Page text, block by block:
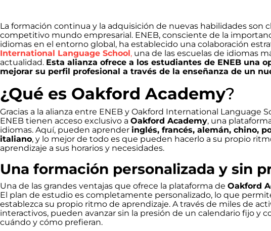
La formación continua y la adquisición de nuevas habilidades son
competitivo mundo empresarial. ENEB, consciente de la
idiomas en el entorno global, ha establecido una colaboración
International Language School, una de las escuelas de idiomas
actualidad. Esta alianza ofrece a los estudiantes de ENEB una
mejorar su perfil profesional a través de la enseñanza de un
¿Qué es Oakford Academy?
Gracias a la alianza entre ENEB y Oakford International Language
ENEB tienen acceso exclusivo a Oakford Academy, una
idiomas. Aquí, pueden aprender inglés, francés, alemán, chino,
italiano, y lo mejor de todo es que pueden hacerlo a su propio
aprendizaje a sus horarios y necesidades.
Una formación personalizada y sin
Una de las grandes ventajas que ofrece la plataforma de Oakford
El plan de estudio es completamente personalizado, lo que
establezca su propio ritmo de aprendizaje. A través de miles de
interactivos, pueden avanzar sin la presión de un calendario fijo y
cuándo y cómo prefieran.